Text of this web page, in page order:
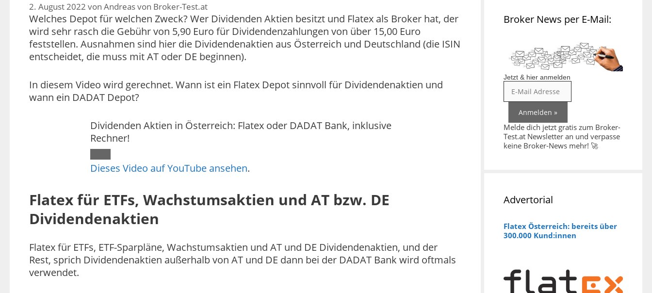
2. August 2022 von Andreas von Broker-Test.at
Welches Depot für welchen Zweck? Wer Dividenden Aktien besitzt und Flatex als Broker hat, der
wird sehr rasch die Gebühr von 5,90 Euro für Dividendenzahlungen von über 15,00 Euro
feststellen. Ausnahmen sind hier die Dividendenaktien aus Österreich und Deutschland (die ISIN
entscheidet, die muss mit AT oder DE beginnen).
In diesem Video wird gerechnet. Wann ist ein Flatex Depot sinnvoll für Dividendenaktien und
wann ein DADAT Depot?
Dividenden Aktien in Österreich: Flatex oder DADAT Bank, inklusive
Rechner!
Dieses Video auf YouTube ansehen.
Flatex für ETFs, Wachstumsaktien und AT bzw. DE
Dividendenaktien
Flatex für ETFs, ETF-Sparpläne, Wachstumsaktien und AT und DE Dividendenaktien, und der
Rest, sprich Dividendenaktien außerhalb von AT und DE dann bei der DADAT Bank wird oftmals
verwendet.
Broker News per E-Mail:
Jetzt & hier anmelden
Melde dich jetzt gratis zum Broker-
Test.at Newsletter an und verpasse
keine Broker-News mehr! 🚀
Advertorial
Flatex Österreich: bereits über
300.000 Kund:innen